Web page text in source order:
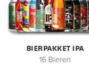
BIERPAKKET IPA
16 Bieren